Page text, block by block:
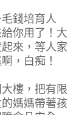
錢培育人
你用了！大
來，等人家
，白痴！
樓，把有限
媽媽帶著孩